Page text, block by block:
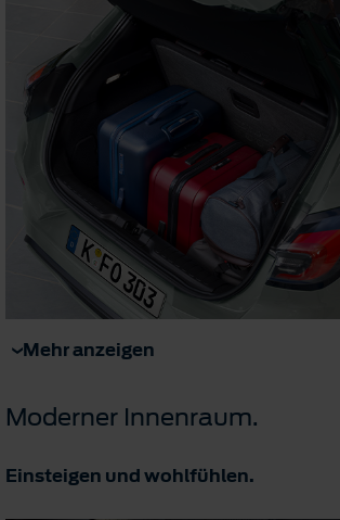
Mehr anzeigen
Moderner Innenraum.
Einsteigen und wohlfühlen.